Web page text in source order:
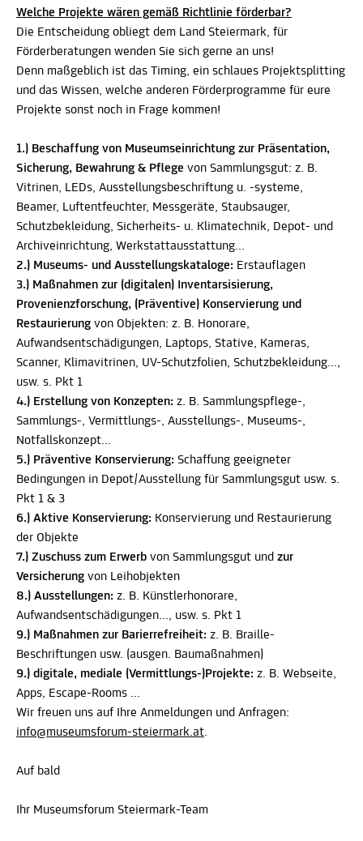
Welche Projekte wären gemäß Richtlinie förderbar?
Die Entscheidung obliegt dem Land Steiermark, für
Förderberatungen wenden Sie sich gerne an uns!
Denn maßgeblich ist das Timing, ein schlaues Projektsplitting
und das Wissen, welche anderen Förderprogramme für eure
Projekte sonst noch in Frage kommen!
1.) Beschaffung von Museumseinrichtung zur Präsentation,
Sicherung, Bewahrung & Pflege von Sammlungsgut: z. B.
Vitrinen, LEDs, Ausstellungsbeschriftung u. -systeme,
Beamer, Luftentfeuchter, Messgeräte, Staubsauger,
Schutzbekleidung, Sicherheits- u. Klimatechnik, Depot- und
Archiveinrichtung, Werkstattausstattung...
2.) Museums- und Ausstellungskataloge: Erstauflagen
3.) Maßnahmen zur (digitalen) Inventarsisierung,
Provenienzforschung, (Präventive) Konservierung und
Restaurierung von Objekten: z. B. Honorare,
Aufwandsentschädigungen, Laptops, Stative, Kameras,
Scanner, Klimavitrinen, UV-Schutzfolien, Schutzbekleidung...,
usw. s. Pkt 1
4.) Erstellung von Konzepten: z. B. Sammlungspflege-,
Sammlungs-, Vermittlungs-, Ausstellungs-, Museums-,
Notfallskonzept...
5.) Präventive Konservierung: Schaffung geeigneter
Bedingungen in Depot/Ausstellung für Sammlungsgut usw. s.
Pkt 1 & 3
6.) Aktive Konservierung: Konservierung und Restaurierung
der Objekte
7.) Zuschuss zum Erwerb von Sammlungsgut und zur
Versicherung von Leihobjekten
8.) Ausstellungen: z. B. Künstlerhonorare,
Aufwandsentschädigungen..., usw. s. Pkt 1
9.) Maßnahmen zur Barierrefreiheit: z. B. Braille-
Beschriftungen usw. (ausgen. Baumaßnahmen)
9.) digitale, mediale (Vermittlungs-)Projekte: z. B. Webseite,
Apps, Escape-Rooms ...
Wir freuen uns auf Ihre Anmeldungen und Anfragen:
info@museumsforum-steiermark.at.
Auf bald
Ihr Museumsforum Steiermark-Team